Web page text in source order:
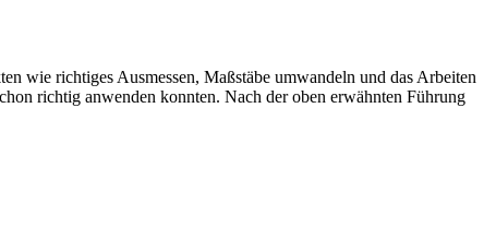
wie richtiges Ausmessen, Maßstäbe umwandeln und das Arbeiten
richtig anwenden konnten. Nach der oben erwähnten Führung